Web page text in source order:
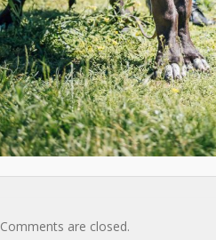
Comments are closed.